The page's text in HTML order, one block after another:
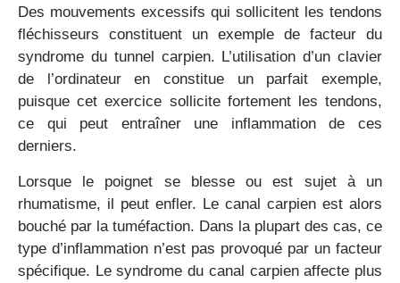
Des mouvements excessifs qui sollicitent les tendons
fléchisseurs constituent un exemple de facteur du
syndrome du tunnel carpien. L’utilisation d’un clavier
de l’ordinateur en constitue un parfait exemple,
puisque cet exercice sollicite fortement les tendons,
ce qui peut entraîner une inflammation de ces
derniers.
Lorsque le poignet se blesse ou est sujet à un
rhumatisme, il peut enfler. Le canal carpien est alors
bouché par la tuméfaction. Dans la plupart des cas, ce
type d’inflammation n’est pas provoqué par un facteur
spécifique. Le syndrome du canal carpien affecte plus